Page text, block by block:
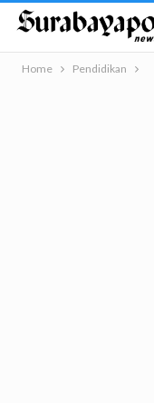
Home Pendidikan